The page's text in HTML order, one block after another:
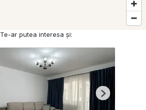
Te-ar putea interesa și:
Next